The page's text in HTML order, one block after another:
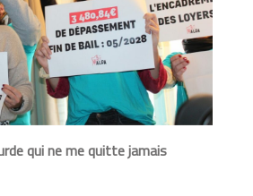
qui ne me quitte jamais